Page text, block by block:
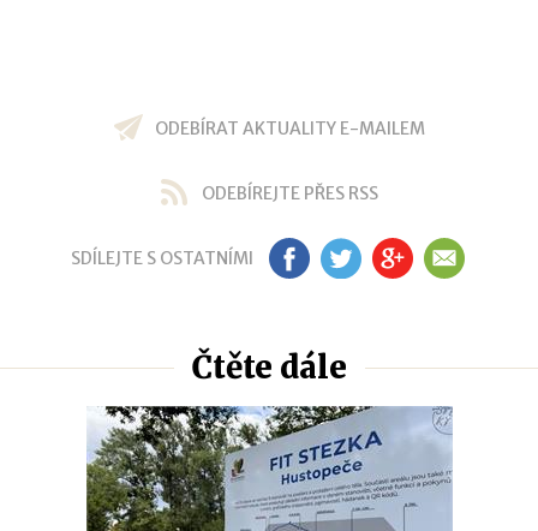
ODEBÍRAT AKTUALITY E-MAILEM
ODEBÍREJTE PŘES RSS
SDÍLEJTE S OSTATNÍMI FB TW GP EM
Čtěte dále